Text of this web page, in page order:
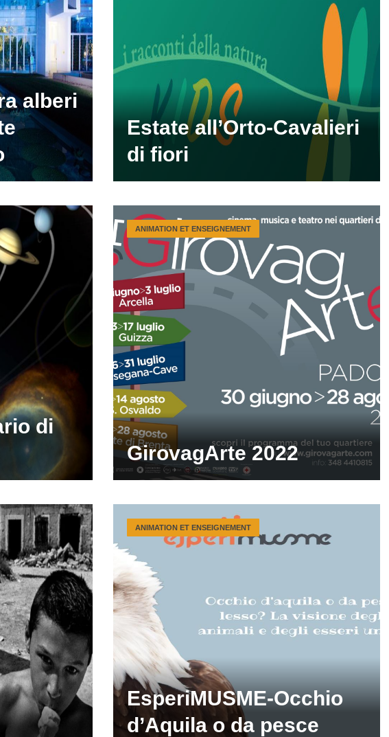
alberi
Estate all’Orto-Cavalieri
di fiori
di
GirovagArte 2022
ANIMATION ET ENSEIGNEMENT
EsperiMUSME-Occhio
d’Aquila o da pesce
ANIMATION ET ENSEIGNEMENT